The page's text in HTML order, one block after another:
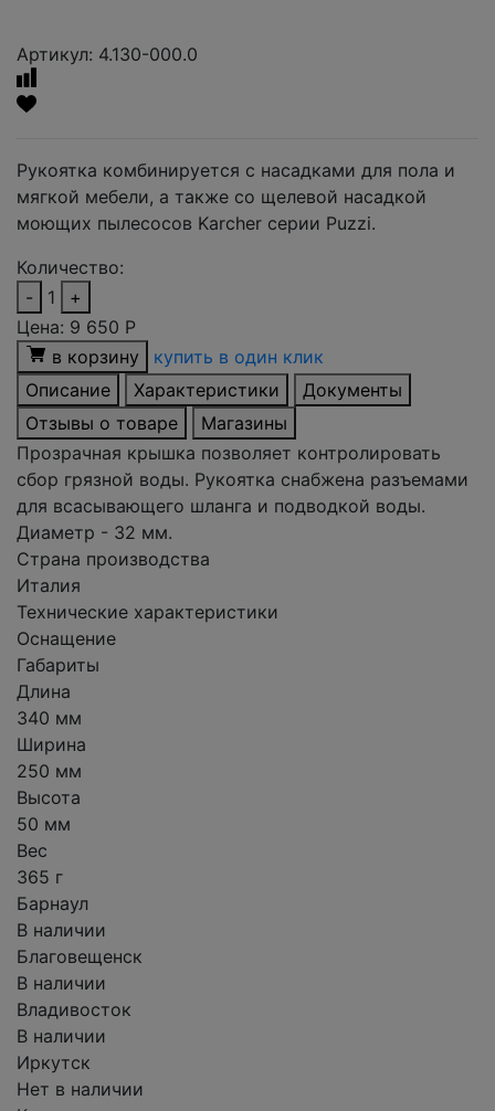
Артикул: 4.130-000.0
Рукоятка комбинируется с насадками для пола и
мягкой мебели, а также со щелевой насадкой
моющих пылесосов Karcher серии Puzzi.
Количество:
-
1
+
Цена: 9 650 Р
в корзину
купить в один клик
Описание
Характеристики
Документы
Отзывы о товаре
Магазины
Прозрачная крышка позволяет контролировать
сбор грязной воды. Рукоятка снабжена разъемами
для всасывающего шланга и подводкой воды.
Диаметр - 32 мм.
Страна производства
Италия
Технические характеристики
Оснащение
Габариты
Длина
340 мм
Ширина
250 мм
Высота
50 мм
Вес
365 г
Барнаул
В наличии
Благовещенск
В наличии
Владивосток
В наличии
Иркутск
Нет в наличии